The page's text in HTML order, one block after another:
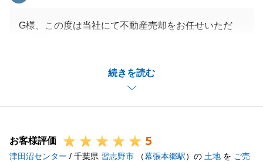
続きを読む
G様、この度は当社にて不動産売却をお任せいただ
ざいましたが、G様がいつも迅速にご対応いただいた
お陰様で、無事にお取引を終えることができました。
感謝申し上げます。
ことでも構いませんのでご連絡いただければと存じま
す。引き続きよろしくお願いいたします。
お客様評価 5
津田沼センター / 千葉県 習志野市 （幕張本郷駅）の 土地 を ご売